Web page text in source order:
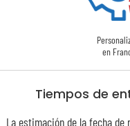
en
Tiempos de
La estimación de la fecha de